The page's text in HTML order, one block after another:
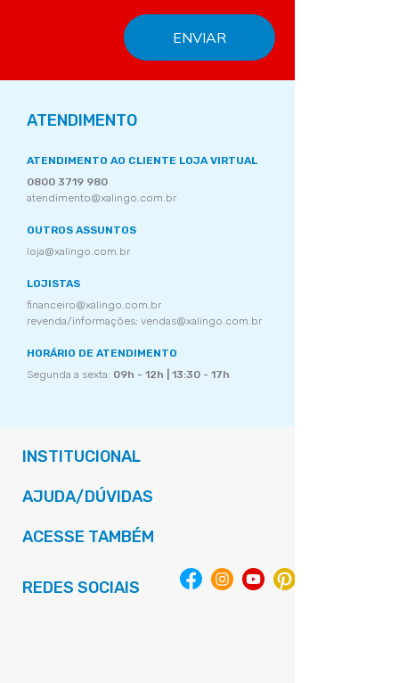
ATENDIMENTO
ATENDIMENTO AO CLIENTE LOJA VIRTUAL
0800 3719 980
atendimento@xalingo.com.br
OUTROS ASSUNTOS
loja@xalingo.com.br
LOJISTAS
financeiro@xalingo.com.br
revenda/informações: vendas@xalingo.com.br
HORÁRIO DE ATENDIMENTO
Segunda a sexta: 09h - 12h | 13:30 - 17h
INSTITUCIONAL
AJUDA/DÚVIDAS
ACESSE TAMBÉM
REDES SOCIAIS